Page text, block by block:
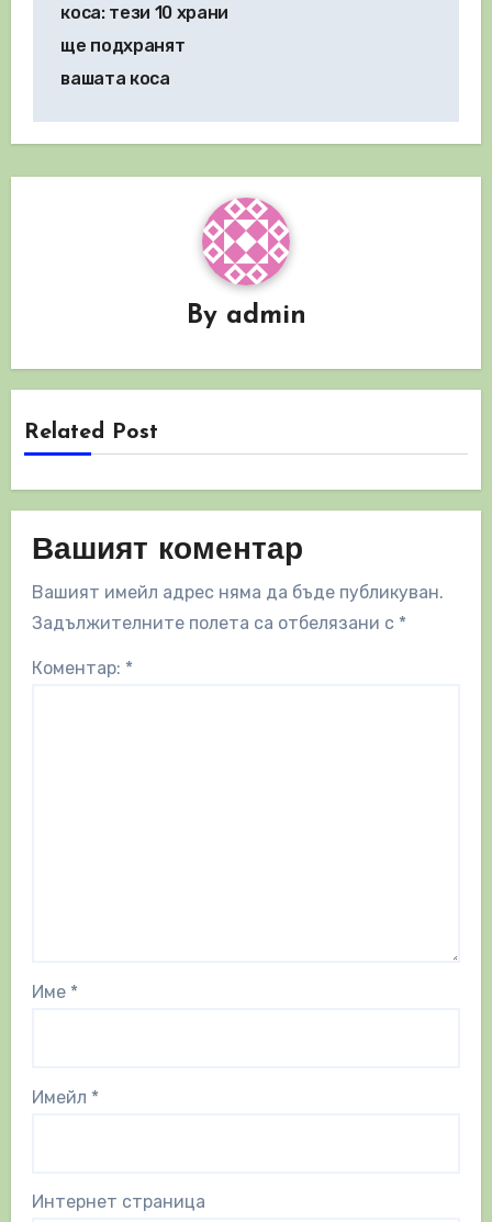
коса: тези 10 храни
ще подхранят
вашата коса
By admin
Related Post
Вашият коментар
Вашият имейл адрес няма да бъде публикуван.
Задължителните полета са отбелязани с *
Коментар: *
Име *
Имейл *
Интернет страница